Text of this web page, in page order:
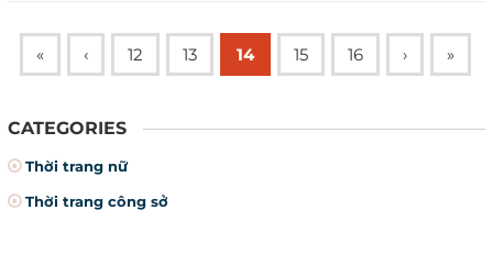
« ‹ 12 13 14 15 16 › »
CATEGORIES
Thời trang nữ
Thời trang công sở